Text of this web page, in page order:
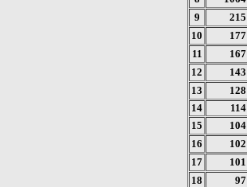
9 215
10 177
11 167
12 143
13 128
14 114
15 104
16 102
17 101
18 97